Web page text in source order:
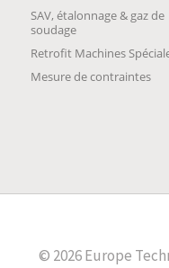
SAV, étalonnage & gaz de
soudage
Retrofit Machines
Mesure de contraintes
© 2026 Europe